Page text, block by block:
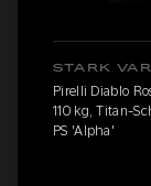
STARK
Pirelli Diablo
110 kg, Titan-
PS 'Alpha'